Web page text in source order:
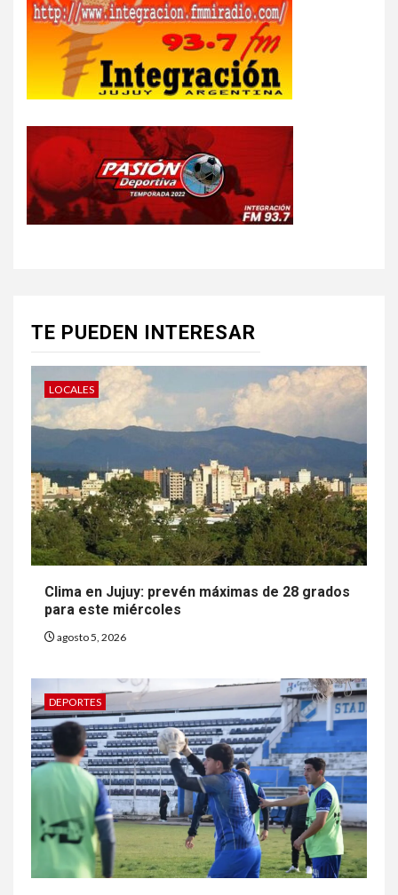
TE PUEDEN INTERESAR
LOCALES
Clima en Jujuy: prevén máximas de 28 grados
para este miércoles
agosto 5, 2026
DEPORTES